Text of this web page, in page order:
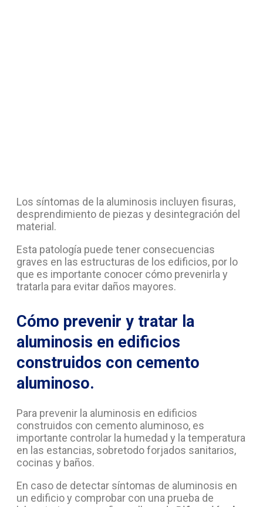
Los síntomas de la aluminosis incluyen fisuras,
desprendimiento de piezas y desintegración del
material.
Esta patología puede tener consecuencias
graves en las estructuras de los edificios, por lo
que es importante conocer cómo prevenirla y
tratarla para evitar daños mayores.
Cómo prevenir y tratar la
aluminosis en edificios
construidos con cemento
aluminoso.
Para prevenir la aluminosis en edificios
construidos con cemento aluminoso, es
importante controlar la humedad y la temperatura
en las estancias, sobretodo forjados sanitarios,
cocinas y baños.
En caso de detectar síntomas de aluminosis en
un edificio y comprobar con una prueba de